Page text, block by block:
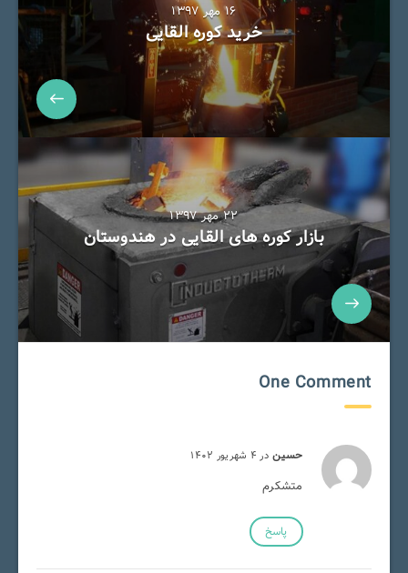
۱۶ مهر ۱۳۹۷
خرید کوره القایی
۲۲ مهر ۱۳۹۷
بازار کوره های القایی در هندوستان
One Comment
حسین در ۴ شهریور ۱۴۰۲
متشکرم
پاسخ